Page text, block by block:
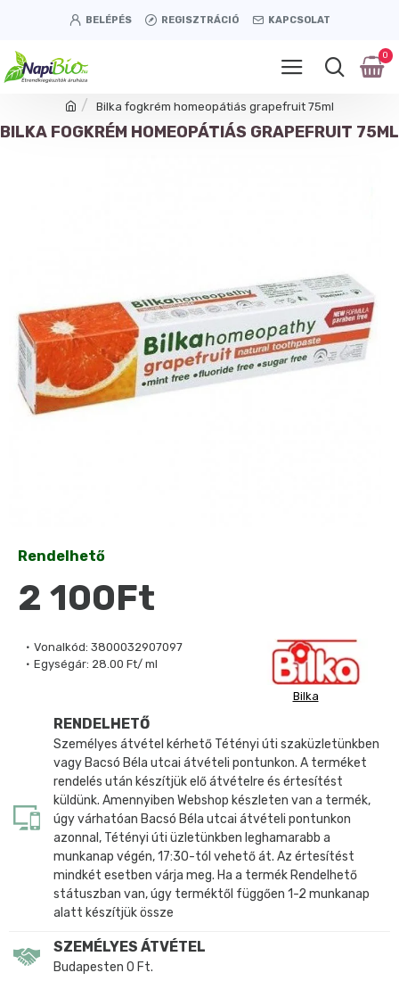
BELÉPÉS REGISZTRÁCIÓ KAPCSOLAT
0
Bilka fogkrém homeopátiás grapefruit 75ml
BILKA FOGKRÉM HOMEOPÁTIÁS GRAPEFRUIT 75ML
Vonalkód: 3800032907097
Egységár: 28.00 Ft/ ml
Bilka
Rendelhető
2 100Ft
RENDELHETŐ
Személyes átvétel kérhető Tétényi úti szaküzletünkben
vagy Bacsó Béla utcai átvételi pontunkon. A terméket
rendelés után készítjük elő átvételre és értesítést
küldünk. Amennyiben Webshop készleten van a termék,
úgy várhatóan Bacsó Béla utcai átvételi pontunkon
azonnal, Tétényi úti üzletünkben leghamarabb a
munkanap végén, 17:30-tól vehető át. Az értesítést
mindkét esetben várja meg. Ha a termék Rendelhető
státuszban van, úgy terméktől függően 1-2 munkanap
alatt készítjük össze
SZEMÉLYES ÁTVÉTEL
Budapesten 0 Ft.